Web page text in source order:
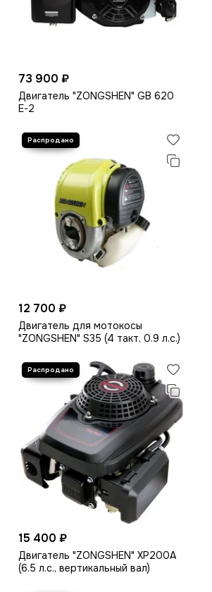
73 900 ₽
Двигатель "ZONGSHEN" GB 620
E-2
12 700 ₽
Двигатель для мотокосы
"ZONGSHEN" S35 (4 такт, 0.9 л.с.)
15 400 ₽
Двигатель "ZONGSHEN" XP200A
(6.5 л.с., вертикальный вал)